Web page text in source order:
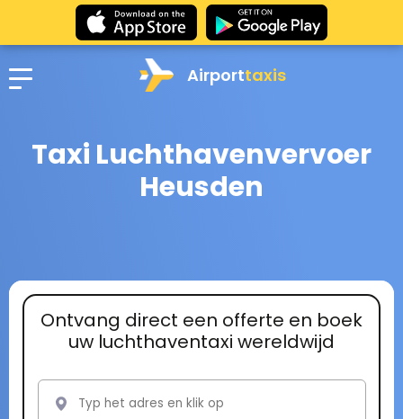
Airporttaxis
Taxi Luchthavenvervoer
Heusden
Ontvang direct een offerte en boek
uw luchthaventaxi wereldwijd